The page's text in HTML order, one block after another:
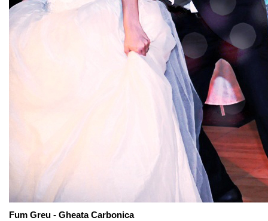
Fum Greu - Gheata Carbonica